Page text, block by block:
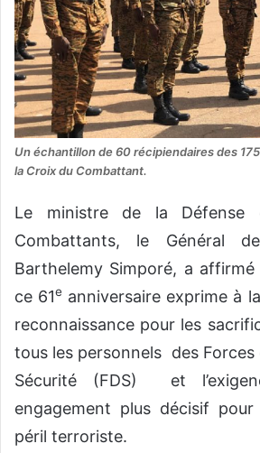
Un échantillon de 60 récipiendaires des
la Croix du Combattant.
Le ministre de la Défense
Combattants, le Général
Barthelemy Simporé, a
ce 61e anniversaire exprime à
reconnaissance pour les
tous les personnels des Forces
Sécurité (FDS) et
engagement plus décisif
péril terroriste.